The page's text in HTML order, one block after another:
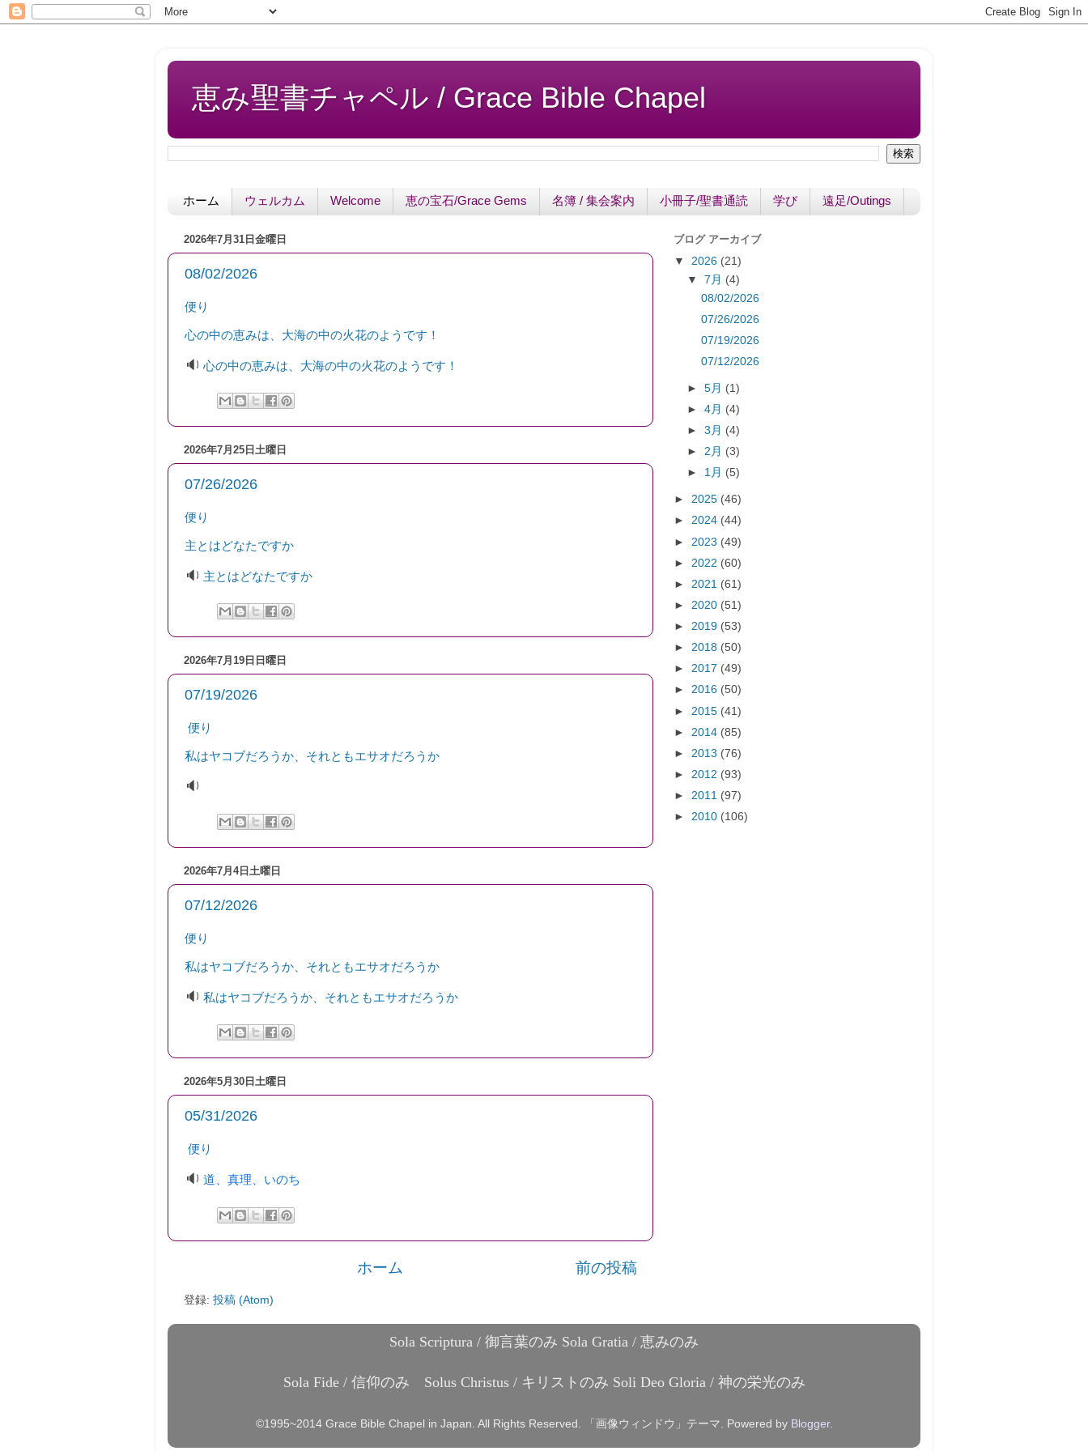
恵み聖書チャペル / Grace Bible Chapel
ホーム ウェルカム Welcome 恵の宝石/Grace Gems 名簿 / 集会案内 小冊子/聖書通読 学び 遠足/Outings
2026年7月31日金曜日
08/02/2026
便り
心の中の恵みは、大海の中の火花のようです！
🔉 心の中の恵みは、大海の中の火花のようです！
2026年7月25日土曜日
07/26/2026
便り
主とはどなたですか
🔉 主とはどなたですか
2026年7月19日日曜日
07/19/2026
便り
私はヤコブだろうか、それともエサオだろうか
🔉
2026年7月4日土曜日
07/12/2026
便り
私はヤコブだろうか、それともエサオだろうか
🔉 私はヤコブだろうか、それともエサオだろうか
2026年5月30日土曜日
05/31/2026
便り
🔉 道、真理、いのち
前の投稿
ホーム
登録: 投稿 (Atom)
ブログ アーカイブ
▼ 2026 (21)
▼7月 (4)
08/02/2026
07/26/2026
07/19/2026
07/12/2026
►5月 (1)
►4月 (4)
►3月 (4)
►2月 (3)
► 1月 (5)
► 2025 (46)
► 2024 (44)
► 2023 (49)
► 2022 (60)
► 2021 (61)
► 2020 (51)
► 2019 (53)
► 2018 (50)
► 2017 (49)
► 2016 (50)
► 2015 (41)
► 2014 (85)
► 2013 (76)
► 2012 (93)
► 2011 (97)
► 2010 (106)
Sola Scriptura / 御言葉のみ Sola Gratia / 恵みのみ
Sola Fide / 信仰のみ Solus Christus / キリストのみ Soli Deo Gloria / 神の栄光のみ
©1995~2014 Grace Bible Chapel in Japan. All Rights Reserved. 「画像ウィンドウ」テーマ. Powered by Blogger.